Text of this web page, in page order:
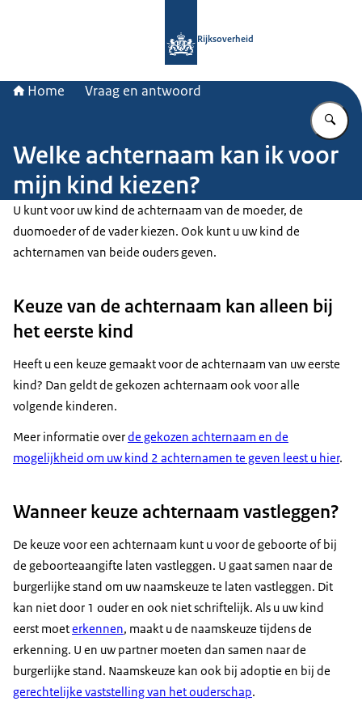
Rijksoverheid
Home Vraag en antwoord
Welke achternaam kan ik voor
mijn kind kiezen?
U kunt voor uw kind de achternaam van de moeder, de
duomoeder of de vader kiezen. Ook kunt u uw kind de
achternamen van beide ouders geven.
Keuze van de achternaam kan alleen bij
het eerste kind
Heeft u een keuze gemaakt voor de achternaam van uw eerste
kind? Dan geldt de gekozen achternaam ook voor alle
volgende kinderen.
Meer informatie overde gekozen achternaam en de
mogelijkheid om uw kind 2 achternamen te geven leest u hier.
Wanneer keuze achternaam vastleggen?
De keuze voor een achternaam kunt u voor de geboorte of bij
de geboorteaangifte laten vastleggen. U gaat samen naar de
burgerlijke stand om uw naamskeuze te laten vastleggen. Dit
kan niet door 1 ouder en ook niet schriftelijk. Als u uw kind
eerst moeterkennen, maakt u de naamskeuze tijdens de
erkenning. U en uw partner moeten dan samen naar de
burgerlijke stand. Naamskeuze kan ook bij adoptie en bij de
gerechtelijke vaststelling van het ouderschap.